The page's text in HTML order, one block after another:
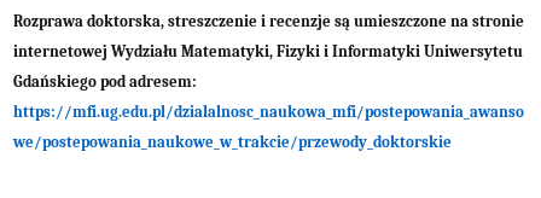
Rozprawa doktorska, streszczenie i recenzje są umieszczone na stronie
internetowej Wydziału Matematyki, Fizyki i Informatyki Uniwersytetu
Gdańskiego pod adresem:
https://mfi.ug.edu.pl/dzialalnosc_naukowa_mfi/postepowania_awanso
we/postepowania_naukowe_w_trakcie/przewody_doktorskie